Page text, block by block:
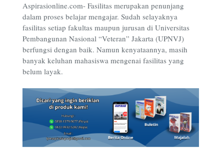
Aspirasionline.com- Fasilitas merupakan penunjang
dalam proses belajar mengajar. Sudah selayaknya
fasilitas setiap fakultas maupun jurusan di Universitas
Pembangunan Nasional “Veteran” Jakarta (UPNVJ)
berfungsi dengan baik. Namun kenyataannya, masih
banyak keluhan mahasiswa mengenai fasilitas yang
belum layak.